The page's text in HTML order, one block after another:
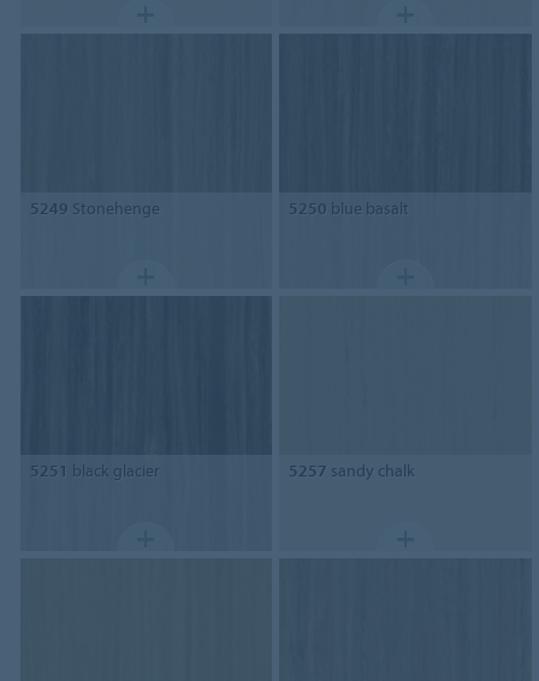
5249 Stonehenge 5250 blue basalt
5251 black glacier 5257 sandy chalk